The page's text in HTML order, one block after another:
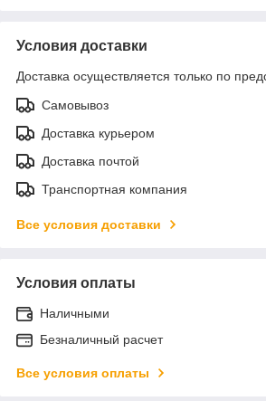
Условия доставки
Доставка осуществляется только по
Самовывоз
Доставка курьером
Доставка почтой
Транспортная компания
Все условия доставки
Условия оплаты
Наличными
Безналичный расчет
Все условия оплаты